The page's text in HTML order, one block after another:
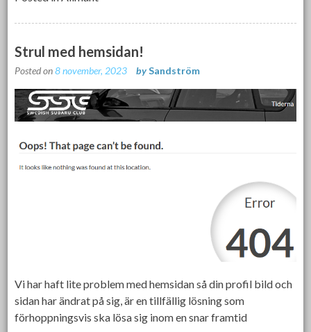
Strul med hemsidan!
Posted on8 november, 2023 bySandström
Vi har haft lite problem med hemsidan så din profil bild och
sidan har ändrat på sig, är en tillfällig lösning som
förhoppningsvis ska lösa sig inom en snar framtid